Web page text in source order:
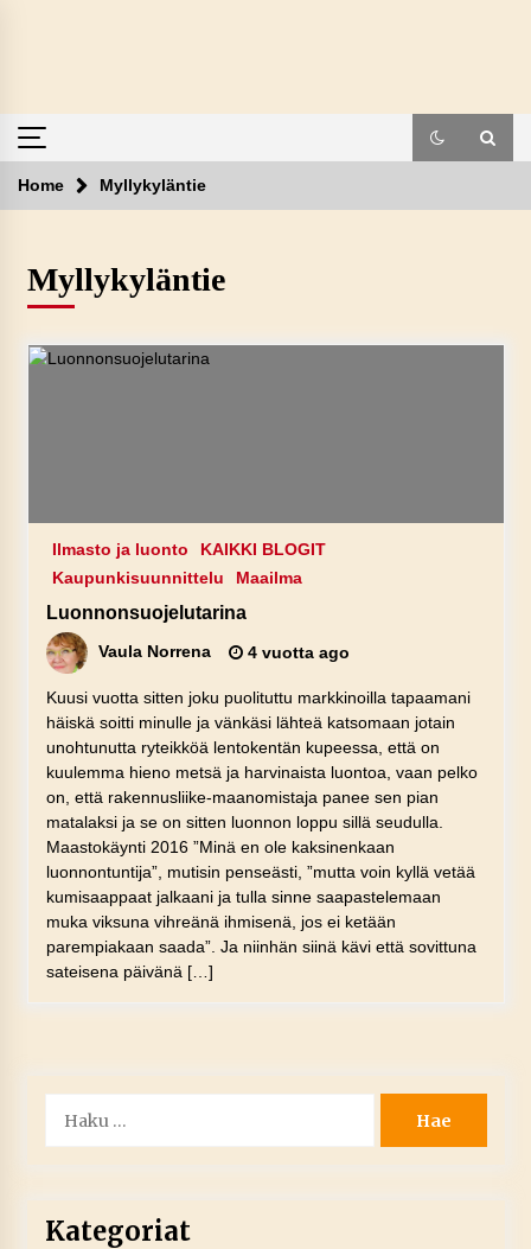
Home Myllykyläntie
Myllykyläntie
Ilmasto ja luonto
KAIKKI BLOGIT
Kaupunkisuunnittelu
Maailma
Luonnonsuojelutarina
Vaula Norrena 4 vuotta ago
Kuusi vuotta sitten joku puolituttu markkinoilla tapaamani
häiskä soitti minulle ja vänkäsi lähteä katsomaan jotain
unohtunutta ryteikköä lentokentän kupeessa, että on
kuulemma hieno metsä ja harvinaista luontoa, vaan pelko
on, että rakennusliike-maanomistaja panee sen pian
matalaksi ja se on sitten luonnon loppu sillä seudulla.
Maastokäynti 2016 ”Minä en ole kaksinenkaan
luonnontuntija”, mutisin penseästi, ”mutta voin kyllä vetää
kumisaappaat jalkaani ja tulla sinne saapastelemaan
muka viksuna vihreänä ihmisenä, jos ei ketään
parempiakaan saada”. Ja niinhän siinä kävi että sovittuna
sateisena päivänä […]
Kategoriat